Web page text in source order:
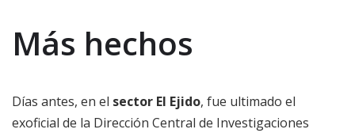
Más hechos
Días antes, en el sector El Ejido, fue ultimado el
exoficial de la Dirección Central de Investigaciones